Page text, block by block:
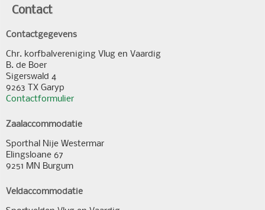
Contact
Contactgegevens
Chr. korfbalvereniging Vlug en Vaardig
B. de Boer
Sigerswald 4
9263 TX Garyp
Contactformulier
Zaalaccommodatie
Sporthal Nije Westermar
Elingsloane 67
9251 MN Burgum
Veldaccommodatie